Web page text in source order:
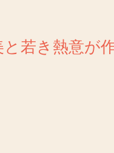
と若き熱意が